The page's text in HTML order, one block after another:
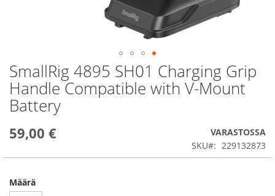
SmallRig 4895 SH01 Charging Grip
Handle Compatible with V-Mount
Battery
59,00 €
VARASTOSSA
SKU
229132873
Määrä
Skip
to
the
beginning
of
images